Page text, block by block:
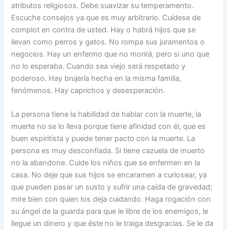
atributos religiosos. Debe suavizar su temperamento.
Escuche consejos ya que es muy arbitrario. Cuídese de
complot en contra de usted. Hay o habrá hijos que se
llevan como perros y gatos. No rompa sus juramentos o
negocios. Hay un enfermo que no morirá, pero si uno que
no lo esperaba. Cuando sea viejo será respetado y
poderoso. Hay brujería hecha en la misma familia,
fenómenos. Hay caprichos y desesperación.
La persona tiene la habilidad de hablar con la muerte, la
muerte no se lo lleva porque tiene afinidad con él, que es
buen espiritista y puede tener pacto con la muerte. La
persona es muy desconfiada. Si tiene cazuela de muerto
no la abandone. Cuide los niños que se enfermen en la
casa. No deje que sus hijos se encaramen a curiosear, ya
que pueden pasar un susto y sufrir una caída de gravedad;
mire bien con quien los deja cuidando. Haga rogación con
su ángel de la guarda para que le libre de los enemigos, le
llegue un dinero y que éste no le traiga desgracias. Se le da